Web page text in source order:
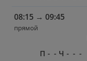
08:15 → 09:45
прямой
П - - Ч - - -